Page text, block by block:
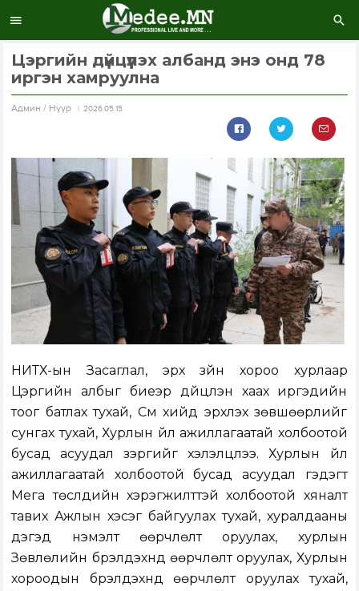
Цэргийн дүйцүүлэх албанд энэ онд 78
иргэн хамруулна
Aдмин / Нүүр 2026.05.15
НИТХ-ын Засаглал, эрх зүйн хороо хурлаар
Цэргийн албыг биеэр дүйцүүлэн хаах иргэдийн
тоог батлах тухай, Сүм хийд эрхлэх зөвшөөрлийг
сунгах тухай, Хурлын үйл ажиллагаатай холбоотой
бусад асуудал зэргийг хэлэлцлээ. Хурлын үйл
ажиллагаатай холбоотой бусад асуудал гэдэгт
Мега төслүүдийн хэрэгжилттэй холбоотой хяналт
тавих Ажлын хэсэг байгуулах тухай, хуралдааны
дэгэд нэмэлт өөрчлөлт оруулах, хурлын
Зөвлөлийн бүрэлдэхүүнд өөрчлөлт оруулах, Хурлын
хороодын бүрэлдэхүүнд өөрчлөлт оруулах тухай,